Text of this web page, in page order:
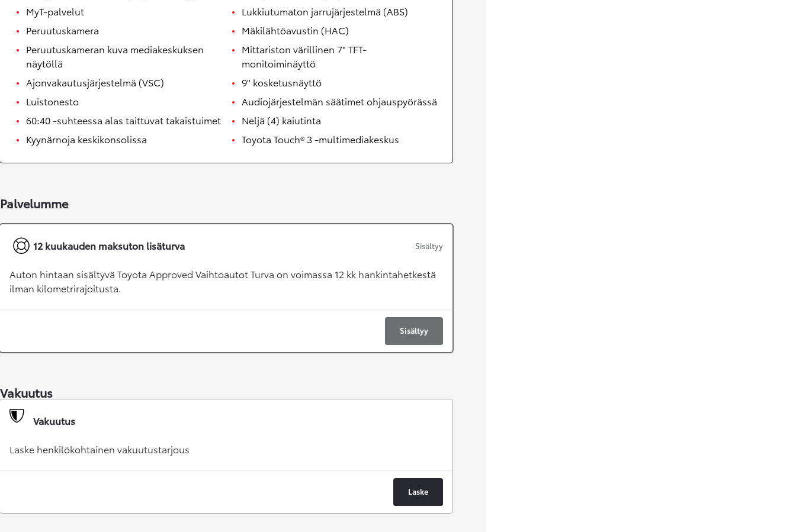
Corolla Touring Sports
Alkaen
tai kuukausierä
LADATTAVA HYBRIDI
MyT-palvelut
Peruutuskamera
Peruutuskameran kuva mediakeskuksen
näytöllä
Ajonvakautusjärjestelmä (VSC)
Luistonesto
60:40 -suhteessa alas taittuvat takaistuimet
Kyynärnoja keskikonsolissa
Lukkiutumaton jarrujärjestelmä (ABS)
Mäkilähtöavustin (HAC)
Mittariston värillinen 7" TFT-
monitoiminäyttö
9" kosketusnäyttö
Audiojärjestelmän säätimet ohjauspyörässä
Neljä (4) kaiutinta
Toyota Touch® 3 -multimediakeskus
Palvelumme
12 kuukauden maksuton lisäturva Sisältyy
Auton hintaan sisältyvä Toyota Approved Vaihtoautot Turva on voimassa 12 kk hankintahetkestä
ilman kilometrirajoitusta.
Sisältyy
Vakuutus
Vakuutus
Laske henkilökohtainen vakuutustarjous
Laske